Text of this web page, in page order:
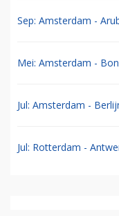
Sep: Amsterdam -
Mei: Amsterdam -
Jul: Amsterdam -
Jul: Rotterdam -